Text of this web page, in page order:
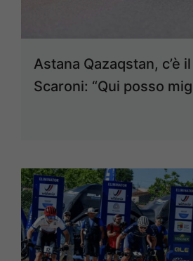
Astana Qazaqstan, c’è
Scaroni: “Qui posso